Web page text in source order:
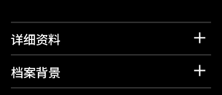
详细资料
档案背景